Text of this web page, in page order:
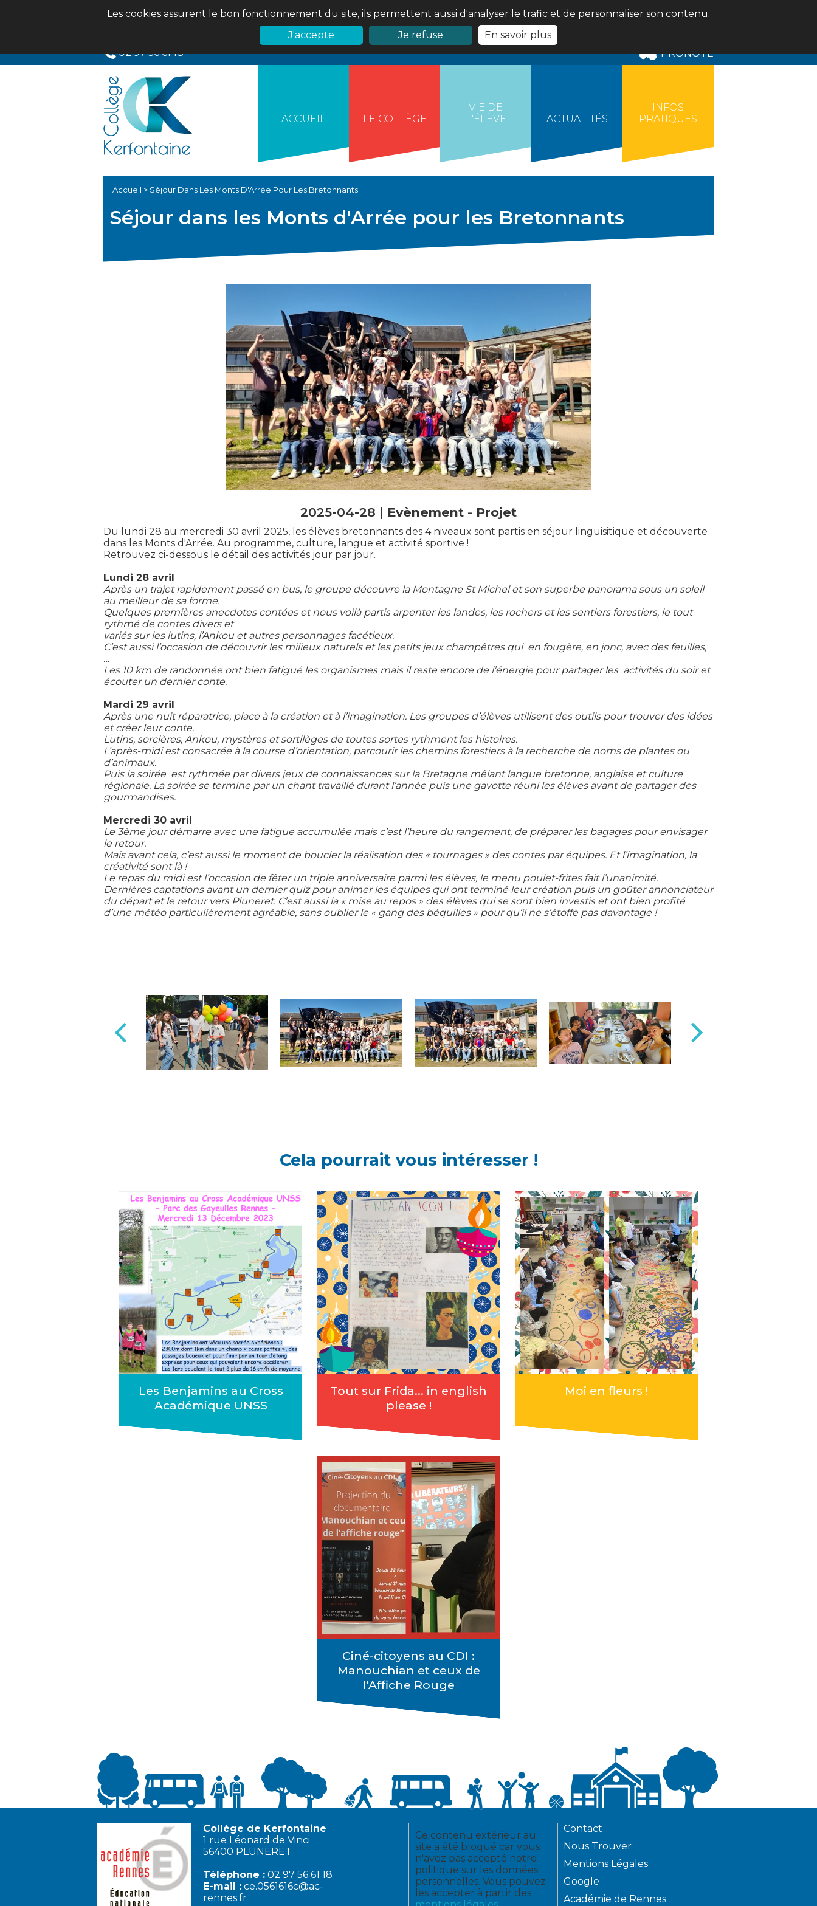
Les cookies assurent le bon fonctionnement du site, ils permettent aussi d'analyser le trafic et de personnaliser son contenu.
J'accepte
Je refuse
En savoir plus
02 97 56 61 18
PRONOTE
ACCUEIL LE COLLÈGE
VIE DE
L'ÉLÈVE
ACTUALITÉS
INFOS
PRATIQUES
Accueil > Séjour Dans Les Monts D'Arrée Pour Les Bretonnants
Séjour dans les Monts d'Arrée pour les Bretonnants
2025-04-28 | Evènement Projet
Du lundi 28 au mercredi 30 avril 2025, les élèves bretonnants des 4 niveaux sont partis en séjour linguisitique et découverte
dans les Monts d'Arrée. Au programme, culture, langue et activité sportive !
Retrouvez ci-dessous le détail des activités jour par jour.
Lundi 28 avril
Après un trajet rapidement passé en bus, le groupe découvre la Montagne St Michel et son superbe panorama sous un soleil
au meilleur de sa forme.
Quelques premières anecdotes contées et nous voilà partis arpenter les landes, les rochers et les sentiers forestiers, le tout
rythmé de contes divers et
variés sur les lutins, l’Ankou et autres personnages facétieux.
C’est aussi l’occasion de découvrir les milieux naturels et les petits jeux champêtres qui en fougère, en jonc, avec des feuilles,
…
Les 10 km de randonnée ont bien fatigué les organismes mais il reste encore de l’énergie pour partager les activités du soir et
écouter un dernier conte.
Mardi 29 avril
Après une nuit réparatrice, place à la création et à l’imagination. Les groupes d’élèves utilisent des outils pour trouver des idées
et créer leur conte.
Lutins, sorcières, Ankou, mystères et sortilèges de toutes sortes rythment les histoires.
L’après-midi est consacrée à la course d’orientation, parcourir les chemins forestiers à la recherche de noms de plantes ou
d’animaux.
Puis la soirée est rythmée par divers jeux de connaissances sur la Bretagne mêlant langue bretonne, anglaise et culture
régionale. La soirée se termine par un chant travaillé durant l’année puis une gavotte réuni les élèves avant de partager des
gourmandises.
Mercredi 30 avril
Le 3ème jour démarre avec une fatigue accumulée mais c’est l’heure du rangement, de préparer les bagages pour envisager
le retour.
Mais avant cela, c’est aussi le moment de boucler la réalisation des « tournages » des contes par équipes. Et l’imagination, la
créativité sont là !
Le repas du midi estl’occasion de fêter un triple anniversaire parmi les élèves, le menu poulet-frites fait l’unanimité.
Dernières captations avant un dernier quiz pour animer les équipes qui ont terminé leur création puis un goûter annonciateur
du départ et le retour vers Pluneret. C’est aussi la « mise au repos » des élèves qui se sont bien investis et ont bien profité
d’une météo particulièrement agréable, sans oublierle « gang des béquilles » pour qu’il ne s’étoffe pas davantage !
Cela pourrait vous intéresser !
Les Benjamins au Cross
Académique UNSS
Tout sur Frida... in english
please !
Moi en fleurs !
Ciné-citoyens au CDI :
Manouchian et ceux de
l'Affiche Rouge
Collège de Kerfontaine
1 rue Léonard de Vinci
56400 PLUNERET
Téléphone : 02 97 56 61 18
E-mail : ce.0561616c@ac-
rennes.fr
Ce contenu extérieur au
site a été bloqué car vous
n'avez pas accepté notre
politique sur les données
personnelles. Vous pouvez
les accepter à partir des
Contact
Nous Trouver
Mentions Légales
Google
Académie de Rennes